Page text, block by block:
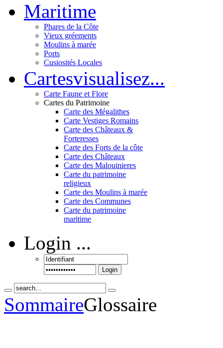
Maritime
Phares de la Côte
Vieux gréements
Moulins à marée
Ports
Cusiosités Locales
Cartesvisualisez...
Carte Faune et Flore
Cartes du Patrimoine
Carte des Mégalithes
Carte Vestiges Romains
Carte des Châteaux &
Forteresses
Carte des Forts de la côte
Carte des Châteaux
Carte des Malouinieres
Carte du patrimoine
religieux
Carte des Moulins à marée
Carte des Communes
Carte du patrimoine
maritime
Login ...
Login
SommaireGlossaire